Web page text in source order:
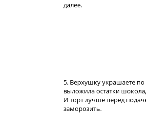
далее.
5. Верхушку украшаете
выложила остатки
И торт лучше перед
заморозить.